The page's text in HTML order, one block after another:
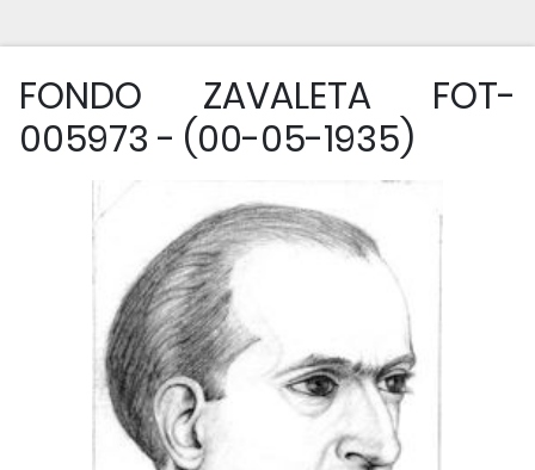
FONDO ZAVALETA FOT-
005973 - (00-05-1935)